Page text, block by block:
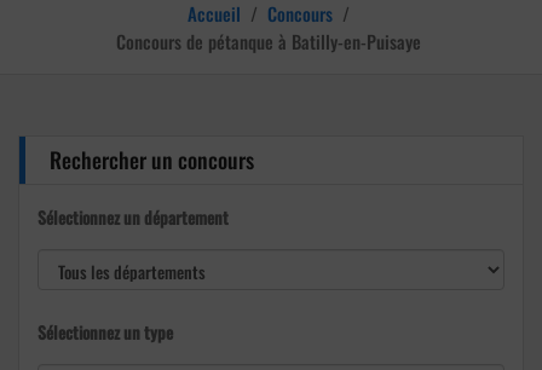
Accueil / Concours /
Concours de pétanque à Batilly-en-Puisaye
Rechercher un concours
Sélectionnez un département
Sélectionnez un type